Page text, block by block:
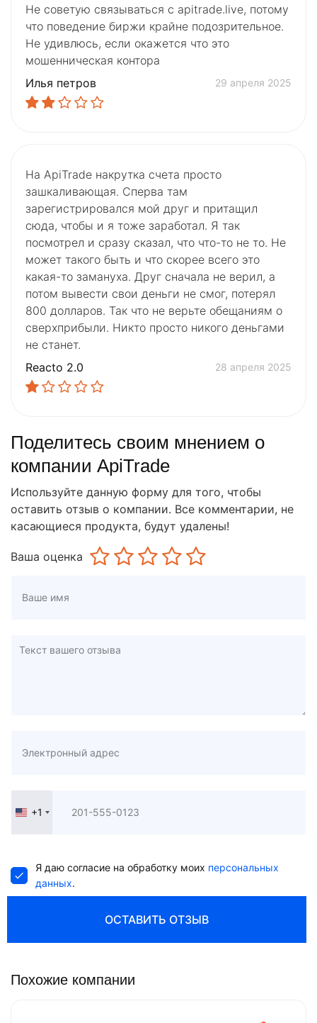
Не советую связываться с apitrade.live, потому
что поведение биржи крайне подозрительное.
Не удивлюсь, если окажется что это
мошенническая контора
Илья петров
29 апреля 2025
На ApiTrade накрутка счета просто
зашкаливающая. Сперва там
зарегистрировался мой друг и притащил
сюда, чтобы и я тоже заработал. Я так
посмотрел и сразу сказал, что что-то не то. Не
может такого быть и что скорее всего это
какая-то замануха. Друг сначала не верил, а
потом вывести свои деньги не смог, потерял
800 долларов. Так что не верьте обещаниям о
сверхприбыли. Никто просто никого деньгами
не станет.
Reacto 2.0
28 апреля 2025
Поделитесь своим мнением о
компании ApiTrade
Используйте данную форму для того, чтобы
оставить отзыв о компании. Все комментарии, не
касающиеся продукта, будут удалены!
Ваша оценка
United
+1
Я даю согласие на обработку моих персональных
данных.
ОСТАВИТЬ ОТЗЫВ
Похожие компании